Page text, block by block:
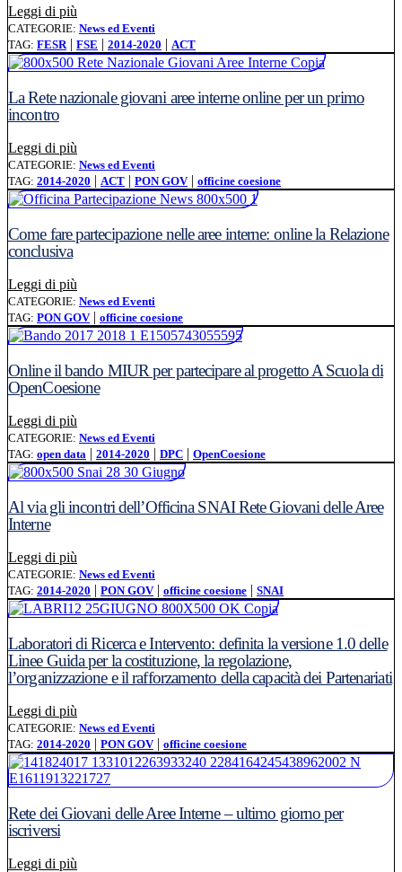
Leggi di più
CATEGORIE: News ed Eventi
TAG: FESR | FSE | 2014-2020 | ACT
La Rete nazionale giovani aree interne online per un primo
incontro
Leggi di più
CATEGORIE: News ed Eventi
TAG: 2014-2020 | ACT | PON GOV| officine coesione
Come fare partecipazione nelle aree interne: online la Relazione
conclusiva
Leggi di più
CATEGORIE: News ed Eventi
TAG: PON GOV| officine coesione
Online il bando MIUR per partecipare al progetto A Scuola di
OpenCoesione
Leggi di più
CATEGORIE: News ed Eventi
TAG: open data | 2014-2020 | DPC | OpenCoesione
Al via gli incontri dell’Officina SNAI Rete Giovani delle Aree
Interne
Leggi di più
CATEGORIE: News ed Eventi
TAG: 2014-2020 | PON GOV| officine coesione | SNAI
Laboratori di Ricerca e Intervento: definita la versione 1.0 delle
Linee Guida per la costituzione, la regolazione,
l’organizzazione e il rafforzamento della capacità dei Partenariati
Leggi di più
CATEGORIE: News ed Eventi
TAG: 2014-2020 | PON GOV| officine coesione
Rete dei Giovani delle Aree Interne – ultimo giorno per
iscriversi
Leggi di più